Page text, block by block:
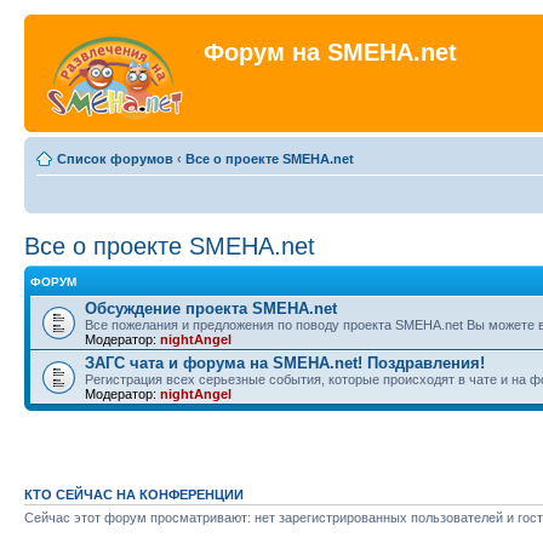
Форум на SMEHA.net
Список форумов ‹ Все о проекте SMEHA.net
Все о проекте SMEHA.net
ФОРУМ
Обсуждение проекта SMEHA.net
Все пожелания и предложения по поводу проекта SMEHA.net Вы можете
Модератор: nightAngel
ЗАГС чата и форума на SMEHA.net! Поздравления!
Регистрация всех серьезные события, которые происходят в чате и на
Модератор: nightAngel
КТО СЕЙЧАС НА КОНФЕРЕНЦИИ
Сейчас этот форум просматривают: нет зарегистрированных пользователей и